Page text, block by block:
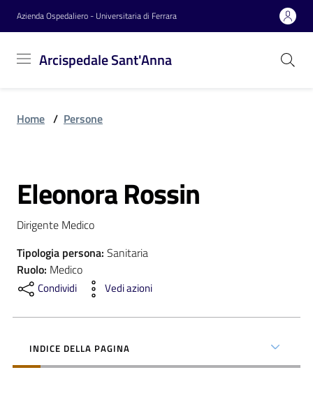
Vai al contenuto
Vai alla navigazione
Vai al footer
Azienda Ospedaliero - Universitaria di Ferrara
Arcispedale Sant'Anna
Sant'Anna
Azienda
Servizi
Novità
Home / Persone
Salta al contenuto
Eleonora Rossin
Dirigente Medico
Tipologia persona: Sanitaria
Ruolo: Medico
Condividi Vedi azioni
INDICE DELLA PAGINA